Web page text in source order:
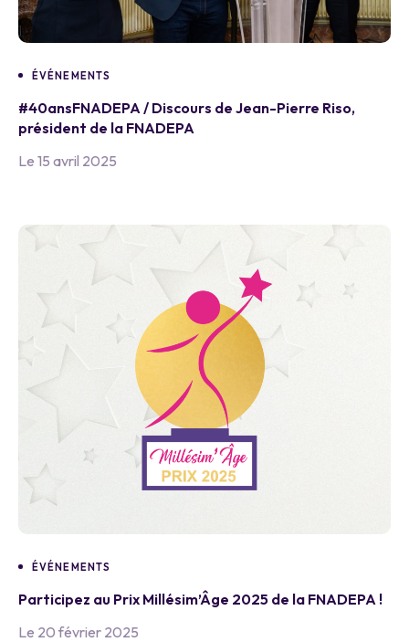
ÉVÉNEMENTS
#40ansFNADEPA / Discours de Jean-Pierre Riso,
président de la FNADEPA
Le 15 avril 2025
ÉVÉNEMENTS
Participez au Prix Millésim’Âge 2025 de la FNADEPA !
Le 20 février 2025